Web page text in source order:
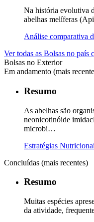
Na história evolutiva
abelhas melíferas
Análise comparativa
Ver todas as Bolsas no país
Bolsas no Exterior
Em andamento (mais
Resumo
As abelhas são
neonicotinóide
microbi…
Estratégias
Concluídas (mais recentes)
Resumo
Muitas espécies
da atividade,